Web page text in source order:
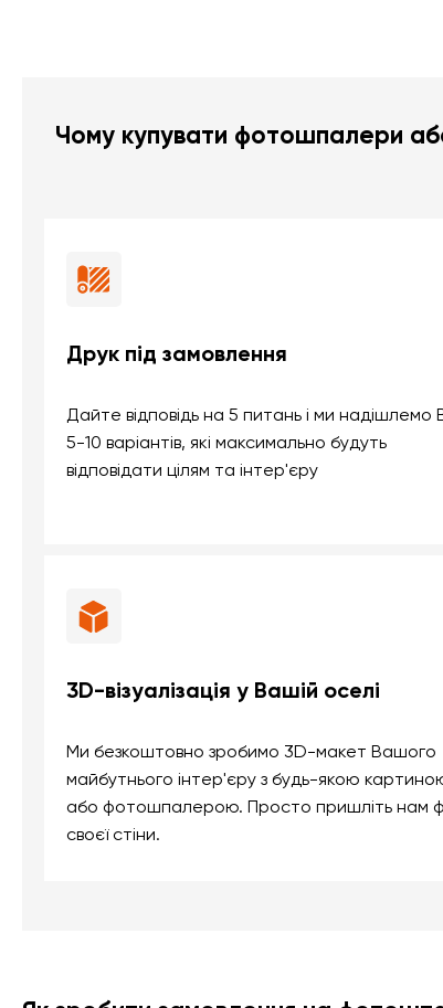
Чому купувати фотошпалери
Друк під замовлення
Дайте відповідь на 5 питань і ми надішлемо
5-10 варіантів, які максимально будуть
відповідати цілям та інтер'єру
3D-візуалізація у Вашій оселі
Ми безкоштовно зробимо 3D-макет Вашого
майбутнього інтер'єру з будь-якою
або фотошпалерою. Просто пришліть нам
своєї стіни.